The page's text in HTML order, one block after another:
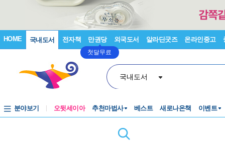
HOME 국내도서 전자책 만권당
첫달무료
외국도서 알라딘굿즈 온라인중고
국내도서
분야보기 오뒷세이아 추천마법사 베스트 새로나온책 이벤트